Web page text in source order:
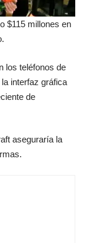
$115 millones en
los teléfonos de
interfaz gráfica
de
aseguraría la